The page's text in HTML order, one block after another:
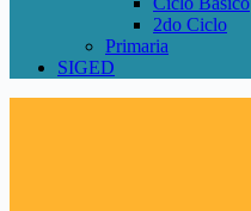
2do Ciclo
Primaria
SIGED